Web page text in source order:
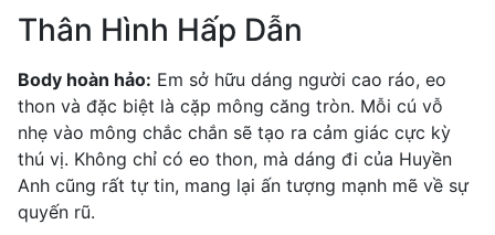
Thân Hình Hấp Dẫn
Body hoàn hảo: Em sở hữu dáng người cao ráo, eo
thon và đặc biệt là cặp mông căng tròn. Mỗi cú vỗ
nhẹ vào mông chắc chắn sẽ tạo ra cảm giác cực kỳ
thú vị. Không chỉ có eo thon, mà dáng đi của Huyền
Anh cũng rất tự tin, mang lại ấn tượng mạnh mẽ về sự
quyến rũ.